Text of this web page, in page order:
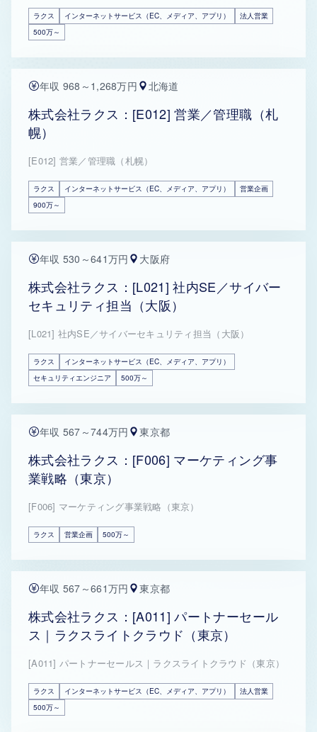
ラクス インターネットサービス（EC、メディア、アプリ）
法人営業
500万～
年収 968～1,268万円 北海道
株式会社ラクス：[E012] 営業／管理職（札
幌）
[E012] 営業／管理職（札幌）
ラクス インターネットサービス（EC、メディア、アプリ）
営業企画
900万～
年収 530～641万円 大阪府
株式会社ラクス：[L021] 社内SE／サイバー
セキュリティ担当（大阪）
[L021] 社内SE／サイバーセキュリティ担当（大阪）
ラクス
インターネットサービス（EC、メディア、アプリ）
セキュリティエンジニア
500万～
年収 567～744万円 東京都
株式会社ラクス：[F006] マーケティング事
業戦略（東京）
[F006] マーケティング事業戦略（東京）
ラクス 営業企画 500万～
年収 567～661万円 東京都
株式会社ラクス：[A011] パートナーセール
ス｜ラクスライトクラウド（東京）
[A011] パートナーセールス｜ラクスライトクラウド（東京）
ラクス インターネットサービス（EC、メディア、アプリ）
法人営業
500万～